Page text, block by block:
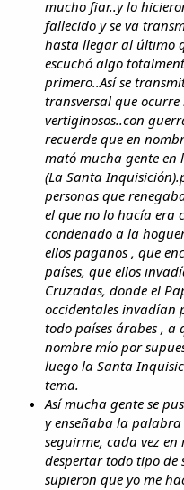
mucho fiar..y lo
fallecido y se va
hasta llegar al último
escuchó algo
primero..Así se
transversal que ocurre
vertiginosos..con
recuerde que en
mató mucha gente en
(La Santa
personas que
el que no lo hacía era
condenado a la
ellos paganos , que
países, que ellos
Cruzadas, donde el
occidentales invadían
todo países árabes , a
nombre mío por
luego la Santa
tema.
Así mucha gente se
y enseñaba la palabra
seguirme, cada vez
despertar todo tipo de
supieron que yo me